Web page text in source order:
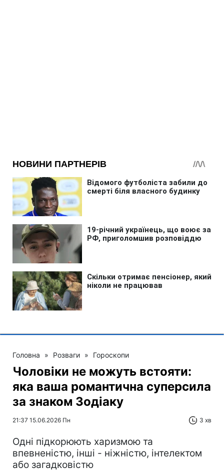
Головна » Розваги » Гороскопи
Чоловіки не можуть встояти:
яка ваша романтична суперсила
за знаком Зодіаку
21:37 15.06.2026 Пн 3 хв
Одні підкорюють харизмою та
впевненістю, інші - ніжністю, інтелектом
або загадковістю